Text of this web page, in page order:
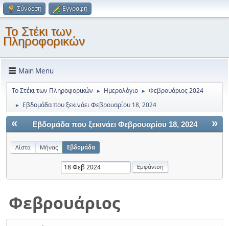
Σύνδεση Εγγραφή
Το Στέκι των
Πληροφορικών
Main Menu
Το Στέκι των Πληροφορικών ► Ημερολόγιο ► Φεβρουάριος 2024
► Εβδομάδα που ξεκινάει Φεβρουαρίου 18, 2024
« »
Εβδομάδα που ξεκινάει Φεβρουαρίου 18, 2024
Λίστα Μήνας Εβδομάδα
Φεβρουάριος